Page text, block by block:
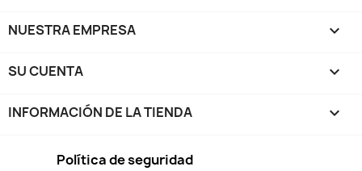
NUESTRA EMPRESA 
SU CUENTA 
INFORMACIÓN DE LA TIENDA keyboard_arrow_down
Política de seguridad